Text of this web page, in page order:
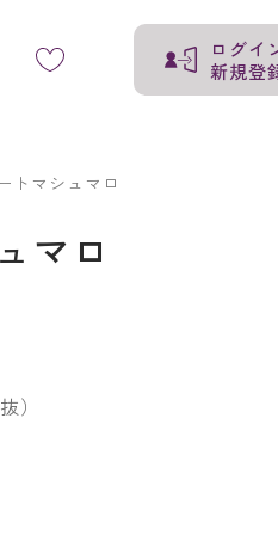
ログイ
新規登
トマシュマロ
マロ
）